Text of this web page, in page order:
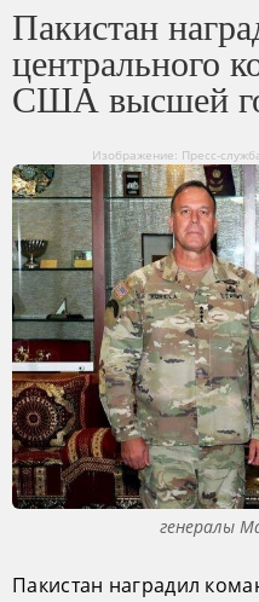
Пакистан
центрального
США высшей
Изображение: Пресс-
генералы
Пакистан наградил